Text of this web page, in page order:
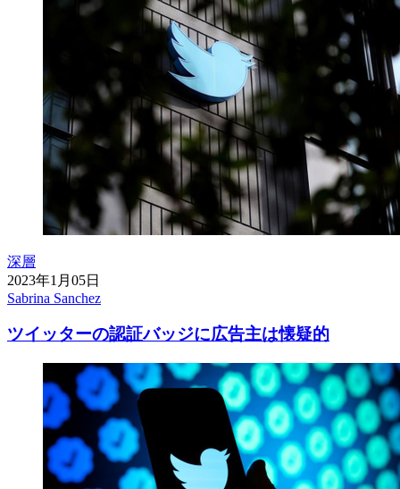
深層
2023年1月05日
Sabrina Sanchez
ツイッターの認証バッジに広告主は懐疑的